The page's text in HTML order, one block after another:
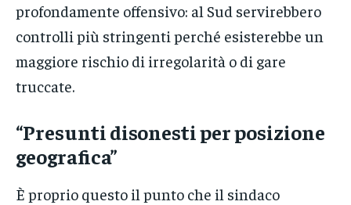
profondamente offensivo: al Sud servirebbero
controlli più stringenti perché esisterebbe un
maggiore rischio di irregolarità o di gare
truccate.
“Presunti disonesti per posizione
geografica”
È proprio questo il punto che il sindaco